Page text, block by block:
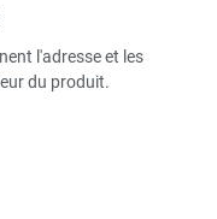
l'adresse et les
du produit.